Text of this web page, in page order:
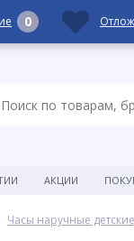
АКЦИИ
Часы наручные детские
0